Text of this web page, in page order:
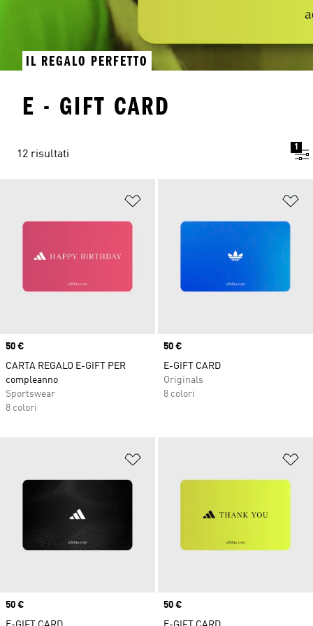
IL REGALO PERFETTO
E - GIFT CARD
12 risultati
1
Aggiungi alla lista dei desideri
Price
50 €
CARTA REGALO E-GIFT PER
compleanno
Sportswear
8 colori
Price
50 €
E-GIFT CARD
Originals
8 colori
Aggiungi alla lista dei desideri
Price
50 €
Price
50 €